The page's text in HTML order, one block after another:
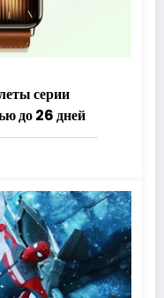
серии
до 26 дней